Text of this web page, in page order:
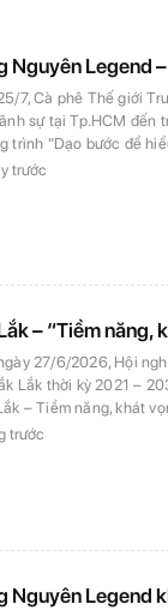
Nguyên Legend
trước
7, Cà phê Thế giới
sự tại Tp.HCM đến
trình "Dạo bước để
– “Tiềm năng,
trước
27/6/2026, Hội
Lắk thời kỳ 2021 –
– Tiềm năng, khát
Nguyên Legend